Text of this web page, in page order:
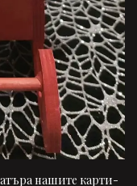
нашите карти-